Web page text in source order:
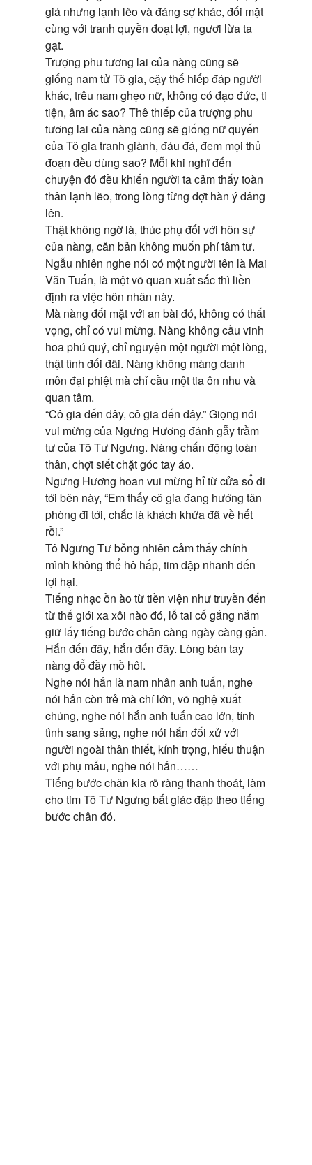
giá nhưng lạnh lẽo và đáng sợ khác, đối mặt
cùng với tranh quyền đoạt lợi, ngươi lừa ta
gạt.
Trượng phu tương lai của nàng cũng sẽ
giống nam tử Tô gia, cậy thế hiếp đáp người
khác, trêu nam ghẹo nữ, không có đạo đức, ti
tiện, âm ác sao? Thê thiếp của trượng phu
tương lai của nàng cũng sẽ giống nữ quyến
của Tô gia tranh giành, đáu đá, đem mọi thủ
đoạn đều dùng sao? Mỗi khi nghĩ đến
chuyện đó đều khiến người ta cảm thấy toàn
thân lạnh lẽo, trong lòng từng đợt hàn ý dâng
lên.
Thật không ngờ là, thúc phụ đối với hôn sự
của nàng, căn bản không muốn phí tâm tư.
Ngẫu nhiên nghe nói có một người tên là Mai
Văn Tuấn, là một võ quan xuất sắc thì liền
định ra việc hôn nhân này.
Mà nàng đối mặt với an bài đó, không có thất
vọng, chỉ có vui mừng. Nàng không cầu vinh
hoa phú quý, chỉ nguyện một người một lòng,
thật tình đối đãi. Nàng không màng danh
môn đại phiệt mà chỉ cầu một tia ôn nhu và
quan tâm.
“Cô gia đến đây, cô gia đến đây.” Giọng nói
vui mừng của Ngưng Hương đánh gẫy trầm
tư của Tô Tư Ngưng. Nàng chấn động toàn
thân, chợt siết chặt góc tay áo.
Ngưng Hương hoan vui mừng hỉ từ cửa sổ đi
tới bên này, “Em thấy cô gia đang hướng tân
phòng đi tới, chắc là khách khứa đã về hết
rồi.”
Tô Ngưng Tư bỗng nhiên cảm thấy chính
mình không thể hô hấp, tim đập nhanh đến
lợi hại.
Tiếng nhạc ồn ào từ tiền viện như truyền đến
từ thế giới xa xôi nào đó, lỗ tai cố gắng nắm
giữ lấy tiếng bước chân càng ngày càng gần.
Hắn đến đây, hắn đến đây. Lòng bàn tay
nàng đổ đầy mồ hôi.
Nghe nói hắn là nam nhân anh tuấn, nghe
nói hắn còn trẻ mà chí lớn, võ nghệ xuất
chúng, nghe nói hắn anh tuấn cao lớn, tính
tình sang sảng, nghe nói hắn đối xử với
người ngoài thân thiết, kính trọng, hiếu thuận
với phụ mẫu, nghe nói hắn……
Tiếng bước chân kia rõ ràng thanh thoát, làm
cho tim Tô Tư Ngưng bất giác đập theo tiếng
bước chân đó.